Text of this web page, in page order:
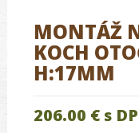
MONTÁŽ
KOCH
H:17MM
206.00 € s